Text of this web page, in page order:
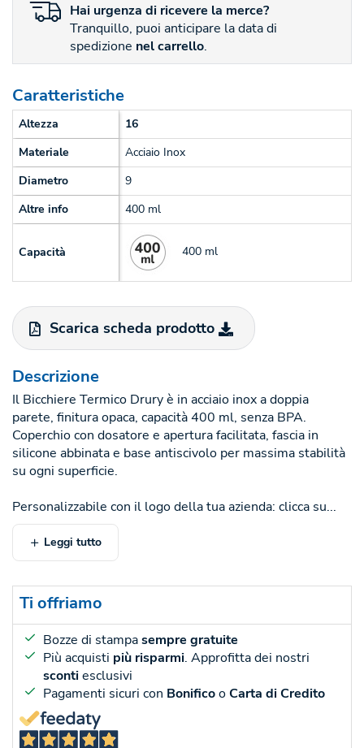
Hai urgenza di ricevere la merce?
Tranquillo, puoi anticipare la data di
spedizione nel carrello.
Caratteristiche
Altezza
16
Materiale
Acciaio Inox
Diametro
9
Altre info
400 ml
Capacità 400 ml
Scarica scheda prodotto
Descrizione
Il Bicchiere Termico Drury è in acciaio inox a doppia
parete, finitura opaca, capacità 400 ml, senza BPA.
Coperchio con dosatore e apertura facilitata, fascia in
silicone abbinata e base antiscivolo per massima stabilità
su ogni superficie.
Personalizzabile con il logo della tua azienda: clicca su...
Leggi tutto
Ti offriamo
Bozze di stampasempre gratuite
Più acquisti più risparmi. Approfitta dei nostri
scontiesclusivi
Pagamenti sicuri con BonificooCarta di Credito